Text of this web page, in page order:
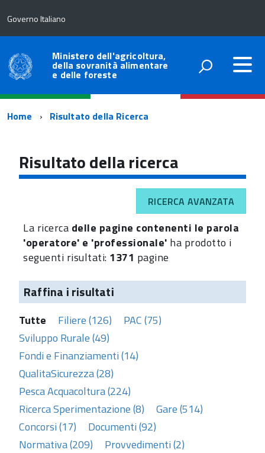
Governo Italiano
Ministero dell'agricoltura,
della sovranità alimentare
e delle foreste
Percorso
navigazione
Home Risultato della Ricerca
Risultato della ricerca
RICERCA AVANZATA
La ricerca delle pagine contenenti le parola
'operatore' e 'professionale' ha prodotto i
seguenti risultati: 1371 pagine
Raffina i risultati
Tutte Filiere (126)
PAC (75)
Sviluppo Rurale (49)
Fondi e Finanziamenti (14)
QualitaSicurezza (28)
Pesca Acquacoltura (224)
Ricerca Sperimentazione (8)
Gare (514)
Concorsi (17)
Documenti (92)
Normativa (209)
Provvedimenti (2)